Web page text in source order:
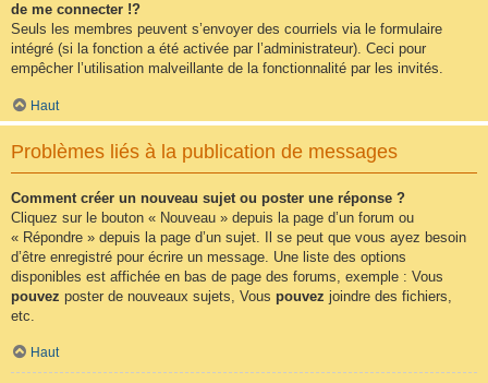
de me connecter !?
Seuls les membres peuvent s’envoyer des courriels via le formulaire
intégré (si la fonction a été activée par l’administrateur). Ceci pour
empêcher l’utilisation malveillante de la fonctionnalité par les invités.
Haut
Problèmes liés à la publication de messages
Comment créer un nouveau sujet ou poster une réponse ?
Cliquez sur le bouton « Nouveau » depuis la page d’un forum ou
« Répondre » depuis la page d’un sujet. Il se peut que vous ayez besoin
d’être enregistré pour écrire un message. Une liste des options
disponibles est affichée en bas de page des forums, exemple : Vous
pouvez poster de nouveaux sujets, Vous pouvez joindre des fichiers,
etc.
Haut